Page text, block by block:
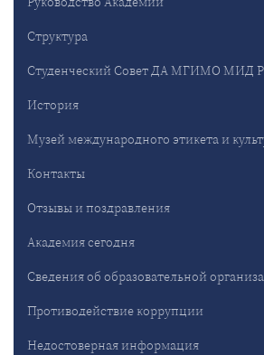
Структура
Студенческий Совет ДА МГИМО МИД
История
Музей международного этикета и
Контакты
Отзывы и поздравления
Академия сегодня
Сведения об образовательной
Противодействие коррупции
Недостоверная информация